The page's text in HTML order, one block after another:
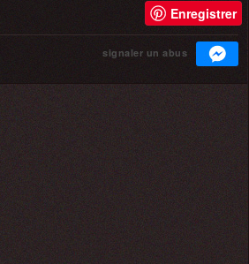
Enregistrer
signaler un abus